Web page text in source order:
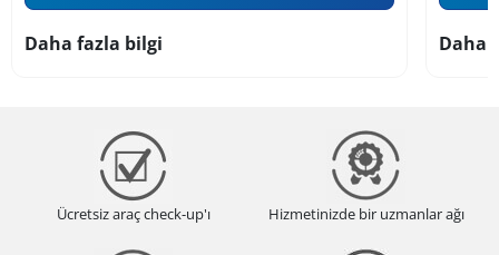
Daha fazla bilgi Daha
Ücretsiz araç check-up'ı Hizmetinizde bir uzmanlar ağı